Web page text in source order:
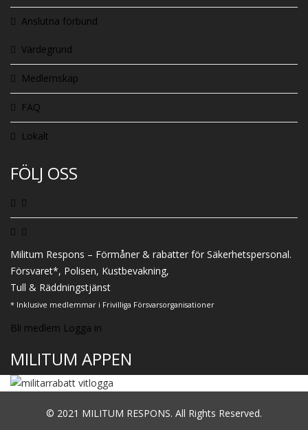
Anslutna förbund
Värdegrund
Medlemskap
FAQ
Lokalt
FÖLJ OSS
Militum Respons – Förmåner & rabatter för Säkerhetspersonal.
Försvaret*, Polisen, Kustbevakning,
Tull & Räddningstjänst
* Inklusive medlemmar i Frivilliga Försvarsorganisationer
Bli medlem Logga in
MILITUM APPEN
© 2021 MILITUM RESPONS. All Rights Reserved.